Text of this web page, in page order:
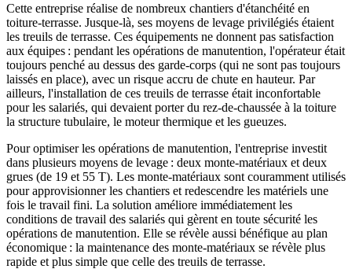
Cette entreprise réalise de nombreux chantiers d'étanchéité en
toiture-terrasse. Jusque-là, ses moyens de levage privilégiés étaient
les treuils de terrasse. Ces équipements ne donnent pas satisfaction
aux équipes : pendant les opérations de manutention, l'opérateur était
toujours penché au dessus des garde-corps (qui ne sont pas toujours
laissés en place), avec un risque accru de chute en hauteur. Par
ailleurs, l'installation de ces treuils de terrasse était inconfortable
pour les salariés, qui devaient porter du rez-de-chaussée à la toiture
la structure tubulaire, le moteur thermique et les gueuzes.
Pour optimiser les opérations de manutention, l'entreprise investit
dans plusieurs moyens de levage : deux monte-matériaux et deux
grues (de 19 et 55 T). Les monte-matériaux sont couramment utilisés
pour approvisionner les chantiers et redescendre les matériels une
fois le travail fini. La solution améliore immédiatement les
conditions de travail des salariés qui gèrent en toute sécurité les
opérations de manutention. Elle se révèle aussi bénéfique au plan
économique : la maintenance des monte-matériaux se révèle plus
rapide et plus simple que celle des treuils de terrasse.